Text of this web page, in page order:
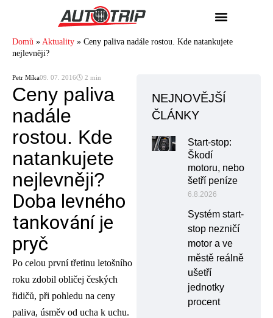
Domů » Aktuality » Ceny paliva nadále rostou. Kde natankujete
nejlevněji?
Petr Míka09. 07. 2016🕓 2 min
Ceny paliva
nadále
rostou. Kde
natankujete
nejlevněji?
Doba levného
tankování je
pryč
Po celou první třetinu letošního
roku zdobil obličej českých
řidičů, při pohledu na ceny
paliva, úsměv od ucha k uchu.
NEJNOVĚJŠÍ
ČLÁNKY
Start-stop:
Škodí
motoru, nebo
šetří peníze
6.8.2026
Systém start-
stop nezničí
motor a ve
městě reálně
ušetří
jednotky
procent